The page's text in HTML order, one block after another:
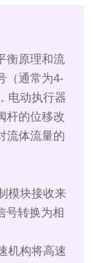
衡原理和流
（通常为4-
电动执行器
杆的位移改
流体流量的
模块接收来
号转换为相
机构将高速